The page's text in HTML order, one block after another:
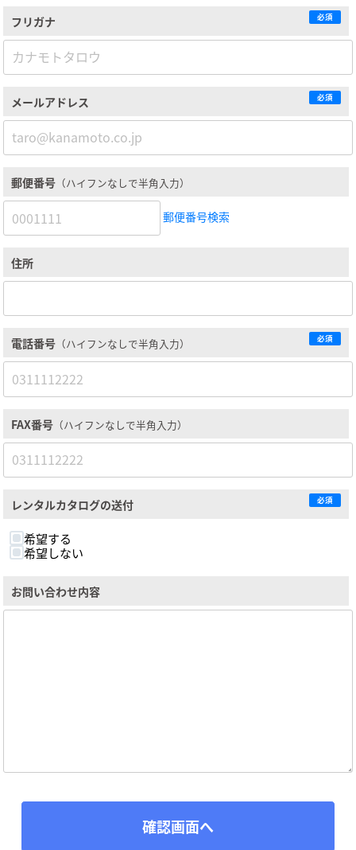
フリガナ 必須
メールアドレス 必須
郵便番号 （ハイフンなしで半角入力）
郵便番号検索
住所
電話番号 （ハイフンなしで半角入力） 必須
FAX番号 （ハイフンなしで半角入力）
レンタルカタログの送付 必須
希望する
希望しない
お問い合わせ内容